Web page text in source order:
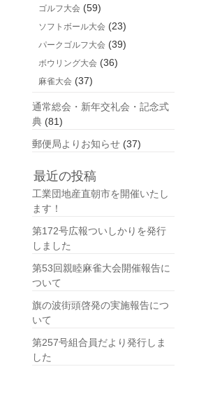
ゴルフ大会 (59)
ソフトボール大会 (23)
パークゴルフ大会 (39)
ボウリング大会 (36)
麻雀大会 (37)
通常総会・新年交礼会・記念式
典 (81)
郵便局よりお知らせ (37)
最近の投稿
工業団地産直朝市を開催いたし
ます！
第172号広報ついしかりを発行
しました
第53回親睦麻雀大会開催報告に
ついて
旗の波街頭啓発の実施報告につ
いて
第257号組合員だより発行しま
した